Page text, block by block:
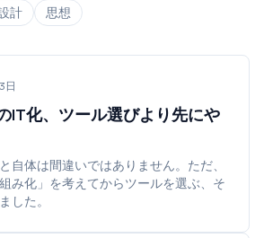
計 思想
日
IT化、ツール選びより先にや
自体は間違いではありません。ただ、
み化」を考えてからツールを選ぶ、そ
した。